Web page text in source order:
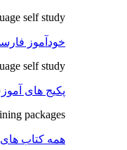
self study
خودآموز
self study
پکیج های
packages
همه کتاب های